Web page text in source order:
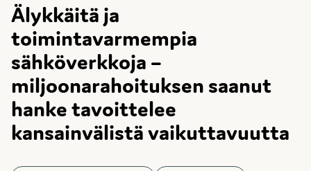
Älykkäitä ja
toimintavarmempia
sähköverkkoja –
miljoonarahoituksen saanut
hanke tavoittelee
kansainvälistä vaikuttavuutta